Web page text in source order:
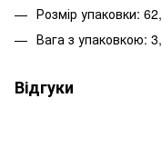
Розмір упаковки:
Вага з упаковкою:
Відгуки